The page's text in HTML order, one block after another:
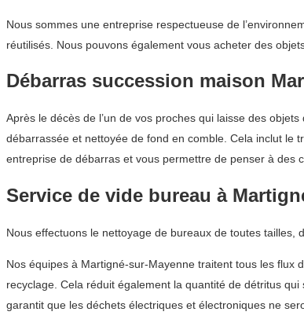
Nous sommes une entreprise respectueuse de
réutilisés. Nous pouvons également vous acheter des
Débarras succession maison
Après le décès de l’un de vos proches qui laisse des
débarrassée et nettoyée de fond en comble. Cela inclut le
entreprise de débarras et vous permettre de penser à des
Service de vide bureau à
Nous effectuons le nettoyage de bureaux de toutes tailles,
Nos équipes à Martigné-sur-Mayenne traitent tous les flux
recyclage. Cela réduit également la quantité de détritus
garantit que les déchets électriques et électroniques ne